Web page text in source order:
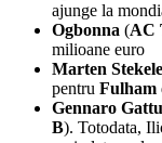
ajunge la
Ogbonna (AC
milioane euro
Marten
pentru Fulham
Gennaro
B). Totodata,